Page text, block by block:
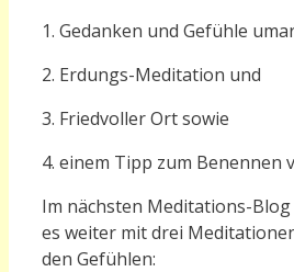
1. Gedanken und Gefühle
2. Erdungs-Meditation und
3. Friedvoller Ort sowie
4. einem Tipp zum Benennen
Im nächsten Meditations-Blog
es weiter mit drei
den Gefühlen: